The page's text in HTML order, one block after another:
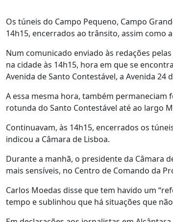
Os túneis do Campo Pequeno, Campo
14h15, encerrados ao trânsito, assim como
Num comunicado enviado às redações
na cidade às 14h15, hora em que se
Avenida de Santo Contestável, a Avenida 24
A essa mesma hora, também permaneciam
rotunda do Santo Contestável até ao largo
Continuavam, às 14h15, encerrados os
indicou a Câmara de Lisboa.
Durante a manhã, o presidente da Câmara
mais sensíveis, no Centro de Comando da
Carlos Moedas disse que tem havido um
tempo e sublinhou que há situações que